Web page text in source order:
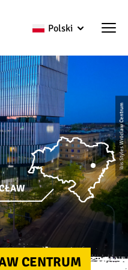
Polski
ibis Styles Wroclaw Centrum
CENTRUM